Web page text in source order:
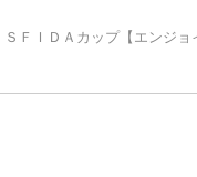
ＳＦＩＤＡカップ【エンジョ